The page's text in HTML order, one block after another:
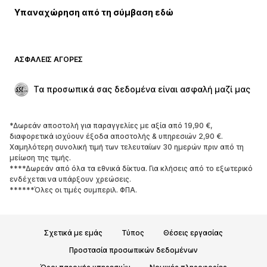
Παλτό
Φούστες
Περιστάσεις
Aποκλειστικά
ΠΑΠΟΎΤΣΙΑ
ΝΕΑ
Trending
Sneakers
Μποτάκια
Γόβες και ψηλοτάκουνα
Παντόφλες
Αποκλειστικά
Υπαναχώρηση από τη σύμβαση εδώ
ΑΣΦΑΛΕΊΣ ΑΓΟΡΈΣ
Τα προσωπικά σας δεδομένα είναι ασφαλή μαζί μας
*Δωρεάν αποστολή για παραγγελίες με αξία από 19,90 €,
διαφορετικά ισχύουν έξοδα αποστολής & υπηρεσιών 2,90 €.
Χαμηλότερη συνολική τιμή των τελευταίων 30 ημερών πριν από τη
μείωση της τιμής.
****Δωρεάν από όλα τα εθνικά δίκτυα. Για κλήσεις από το εξωτερικό
ενδέχεται να υπάρξουν χρεώσεις.
******Όλες οι τιμές συμπεριλ. ΦΠΑ.
Σχετικά με εμάς Τύπος
Θέσεις εργασίας
Προστασία προσωπικών δεδομένων